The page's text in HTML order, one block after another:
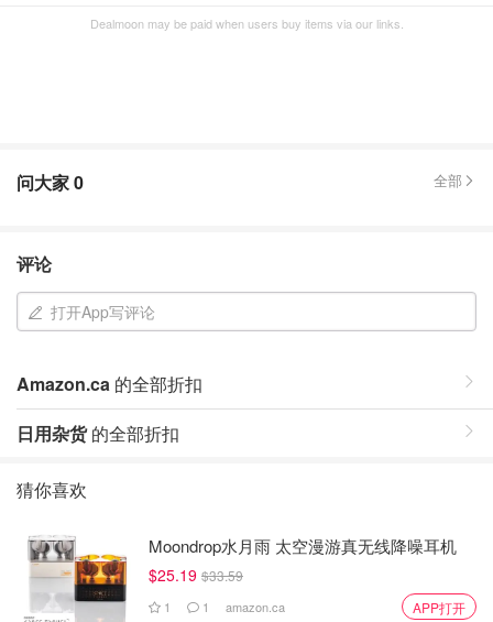
Dealmoon may be paid when users buy items via our links.
问大家0 全部
评论
打开App写评论
Amazon.ca 的全部折扣
日用杂货的全部折扣
猜你喜欢
Moondrop水月雨 太空漫游真无线降噪耳机
$25.19 $33.59
1 1 amazon.ca APP打开